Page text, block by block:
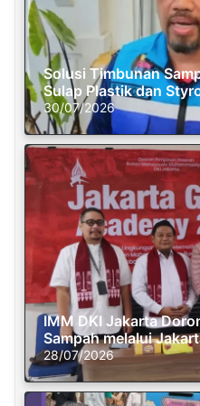
Solusi Timbunan
Sulap Plastik dan
30/07/2026
IMM DKI Jakarta
Sampah melalui
28/07/2026